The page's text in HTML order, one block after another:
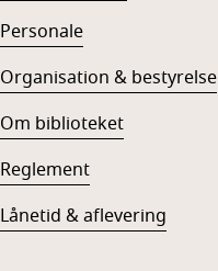
Personale
Organisation & bestyrelse
Om biblioteket
Reglement
Lånetid & aflevering